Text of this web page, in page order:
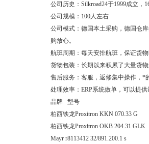
公司历史：Silkroad24于1999成立
公司规模：100人左右
公司模式：德国本土采购，德国仓
购放心。
航班周期：每天安排航班，保证货
货物包装：长期以来积累了大量货
售后服务：客服，返修集中操作，*
处理效率：ERP系统做单，可以提
品牌 型号
柏西铁龙Proxitron KKN
柏西铁龙Proxitron OKB
Mayr r8113412 32/891.200.1 s